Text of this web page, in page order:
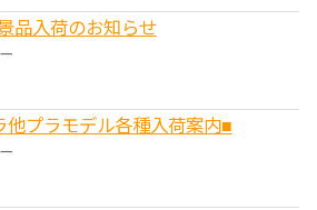
品入荷のお知らせ
他プラモデル各種入荷案内■